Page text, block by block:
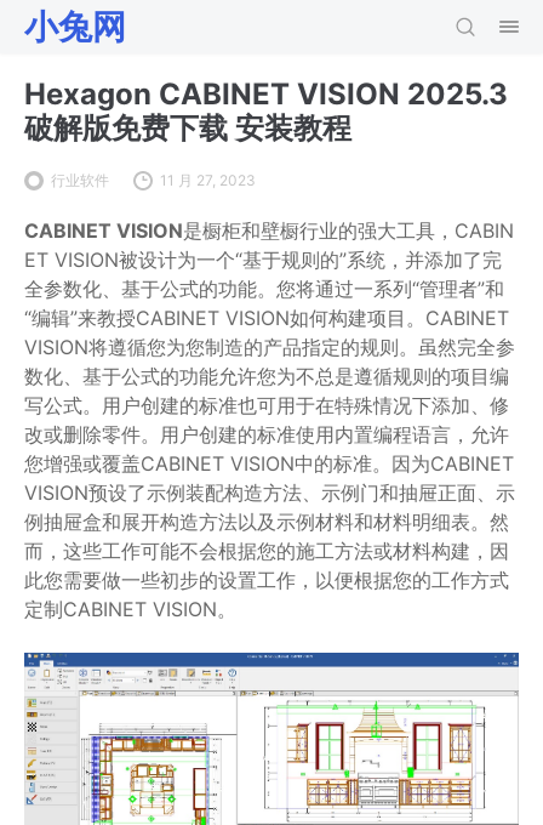
小兔网
Hexagon CABINET VISION 2025.3
破解版免费下载 安装教程
行业软件 11 月 27, 2023
CABINET VISION是橱柜和壁橱行业的强大工具，CABIN
ET VISION被设计为一个“基于规则的”系统，并添加了完
全参数化、基于公式的功能。您将通过一系列“管理者”和
“编辑”来教授CABINET VISION如何构建项目。CABINET
VISION将遵循您为您制造的产品指定的规则。虽然完全参
数化、基于公式的功能允许您为不总是遵循规则的项目编
写公式。用户创建的标准也可用于在特殊情况下添加、修
改或删除零件。用户创建的标准使用内置编程语言，允许
您增强或覆盖CABINET VISION中的标准。因为CABINET
VISION预设了示例装配构造方法、示例门和抽屉正面、示
例抽屉盒和展开构造方法以及示例材料和材料明细表。然
而，这些工作可能不会根据您的施工方法或材料构建，因
此您需要做一些初步的设置工作，以便根据您的工作方式
定制CABINET VISION。